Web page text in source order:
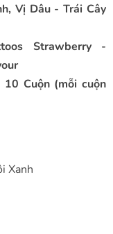
Vị Dâu - Trái Cây
Strawberry -
Cuộn (mỗi cuộn
Xanh